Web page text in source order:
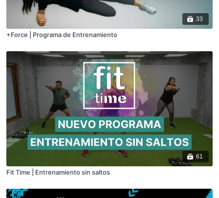
33
+Force | Programa de Entrenamiento
61
Fit Time | Entrenamiento sin saltos